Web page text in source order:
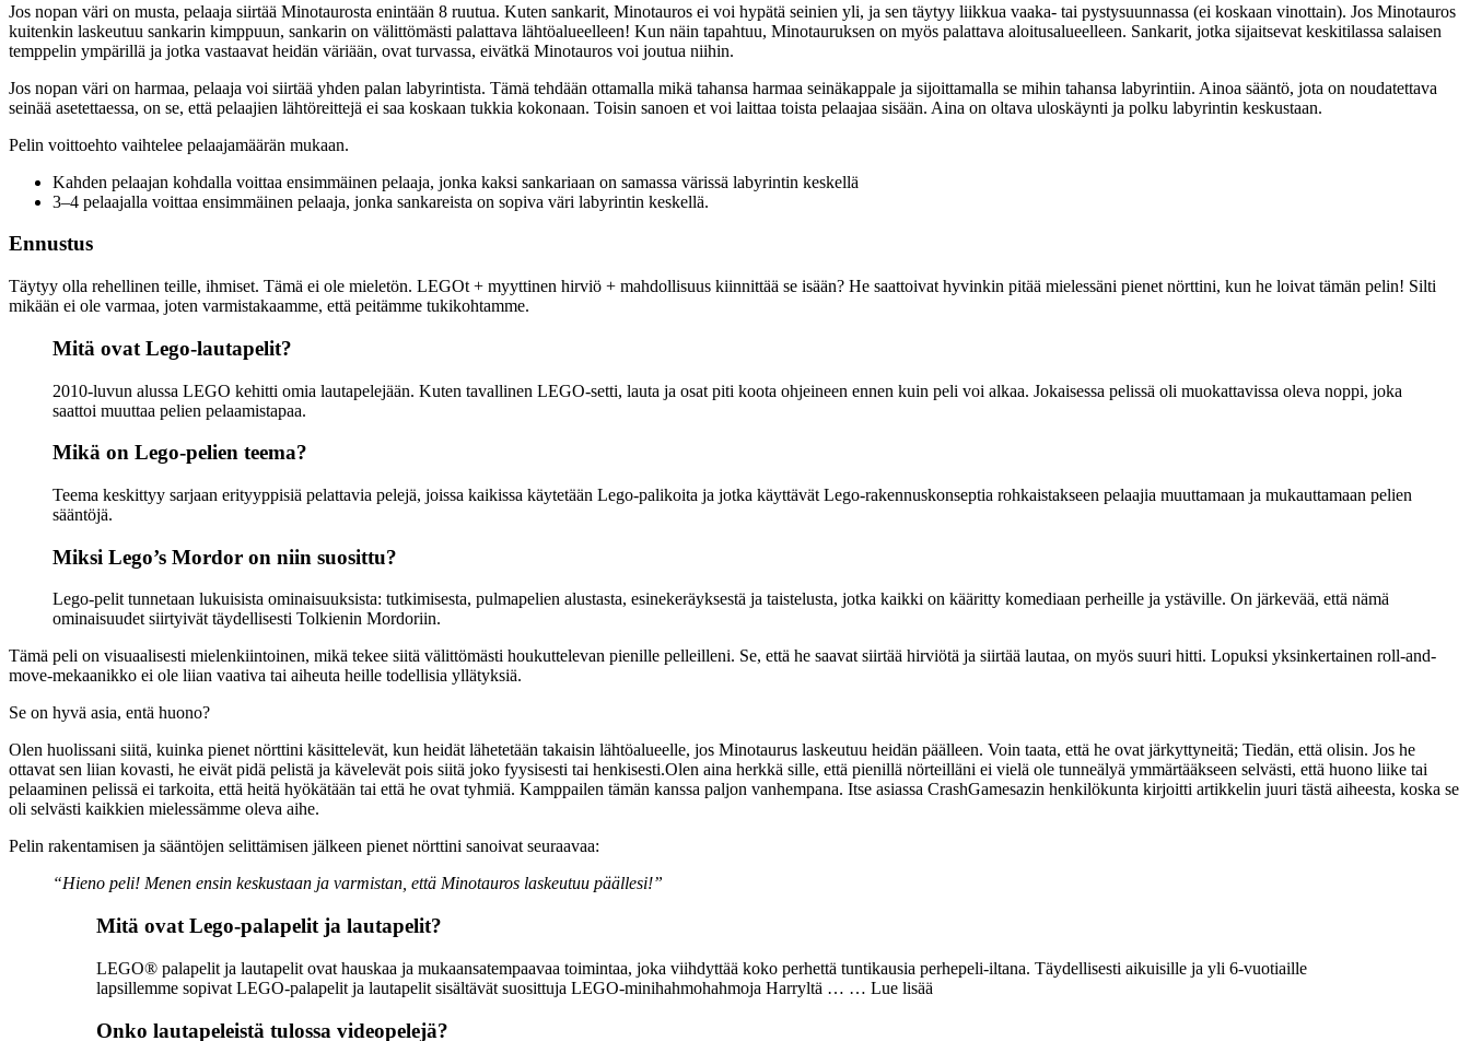
Jos nopan väri on musta, pelaaja siirtää Minotaurosta enintään 8 ruutua. Kuten sankarit, Minotauros ei voi hypätä seinien yli, ja sen täytyy liikkua vaaka- tai pystysuunnassa (ei koskaan vinottain). Jos Minotauros
kuitenkin laskeutuu sankarin kimppuun, sankarin on välittömästi palattava lähtöalueelleen! Kun näin tapahtuu, Minotauruksen on myös palattava aloitusalueelleen. Sankarit, jotka sijaitsevat keskitilassa salaisen
temppelin ympärillä ja jotka vastaavat heidän väriään, ovat turvassa, eivätkä Minotauros voi joutua niihin.
Jos nopan väri on harmaa, pelaaja voi siirtää yhden palan labyrintista. Tämä tehdään ottamalla mikä tahansa harmaa seinäkappale ja sijoittamalla se mihin tahansa labyrintiin. Ainoa sääntö, jota on noudatettava
seinää asetettaessa, on se, että pelaajien lähtöreittejä ei saa koskaan tukkia kokonaan. Toisin sanoen et voi laittaa toista pelaajaa sisään. Aina on oltava uloskäynti ja polku labyrintin keskustaan.
Pelin voittoehto vaihtelee pelaajamäärän mukaan.
Kahden pelaajan kohdalla voittaa ensimmäinen pelaaja, jonka kaksi sankariaan on samassa värissä labyrintin keskellä
3–4 pelaajalla voittaa ensimmäinen pelaaja, jonka sankareista on sopiva väri labyrintin keskellä.
Ennustus
Täytyy olla rehellinen teille, ihmiset. Tämä ei ole mieletön. LEGOt + myyttinen hirviö + mahdollisuus kiinnittää se isään? He saattoivat hyvinkin pitää mielessäni pienet nörttini, kun he loivat tämän pelin! Silti
mikään ei ole varmaa, joten varmistakaamme, että peitämme tukikohtamme.
Mitä ovat Lego-lautapelit?
2010-luvun alussa LEGO kehitti omia lautapelejään. Kuten tavallinen LEGO-setti, lauta ja osat piti koota ohjeineen ennen kuin peli voi alkaa. Jokaisessa pelissä oli muokattavissa oleva noppi, joka
saattoi muuttaa pelien pelaamistapaa.
Mikä on Lego-pelien teema?
Teema keskittyy sarjaan erityyppisiä pelattavia pelejä, joissa kaikissa käytetään Lego-palikoita ja jotka käyttävät Lego-rakennuskonseptia rohkaistakseen pelaajia muuttamaan ja mukauttamaan pelien
sääntöjä.
Miksi Lego’s Mordor on niin suosittu?
Lego-pelit tunnetaan lukuisista ominaisuuksista: tutkimisesta, pulmapelien alustasta, esinekeräyksestä ja taistelusta, jotka kaikki on kääritty komediaan perheille ja ystäville. On järkevää, että nämä
ominaisuudet siirtyivät täydellisesti Tolkienin Mordoriin.
Tämä peli on visuaalisesti mielenkiintoinen, mikä tekee siitä välittömästi houkuttelevan pienille pelleilleni. Se, että he saavat siirtää hirviötä ja siirtää lautaa, on myös suuri hitti. Lopuksi yksinkertainen roll-and-
move-mekaanikko ei ole liian vaativa tai aiheuta heille todellisia yllätyksiä.
Se on hyvä asia, entä huono?
Olen huolissani siitä, kuinka pienet nörttini käsittelevät, kun heidät lähetetään takaisin lähtöalueelle, jos Minotaurus laskeutuu heidän päälleen. Voin taata, että he ovat järkyttyneitä; Tiedän, että olisin. Jos he
ottavat sen liian kovasti, he eivät pidä pelistä ja kävelevät pois siitä joko fyysisesti tai henkisesti.Olen aina herkkä sille, että pienillä nörteilläni ei vielä ole tunneälyä ymmärtääkseen selvästi, että huono liike tai
pelaaminen pelissä ei tarkoita, että heitä hyökätään tai että he ovat tyhmiä. Kamppailen tämän kanssa paljon vanhempana. Itse asiassa CrashGamesazin henkilökunta kirjoitti artikkelin juuri tästä aiheesta, koska se
oli selvästi kaikkien mielessämme oleva aihe.
Pelin rakentamisen ja sääntöjen selittämisen jälkeen pienet nörttini sanoivat seuraavaa:
“Hieno peli! Menen ensin keskustaan ​​ja varmistan, että Minotauros laskeutuu päällesi!”
Mitä ovat Lego-palapelit ja lautapelit?
LEGO® palapelit ja lautapelit ovat hauskaa ja mukaansatempaavaa toimintaa, joka viihdyttää koko perhettä tuntikausia perhepeli-iltana. Täydellisesti aikuisille ja yli 6-vuotiaille
lapsillemme sopivat LEGO-palapelit ja lautapelit sisältävät suosittuja LEGO-minihahmohahmoja Harryltä … … Lue lisää
Onko lautapeleistä tulossa videopelejä?